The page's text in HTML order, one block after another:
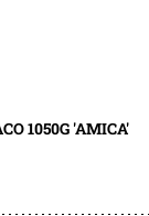
1050G 'AMICA'